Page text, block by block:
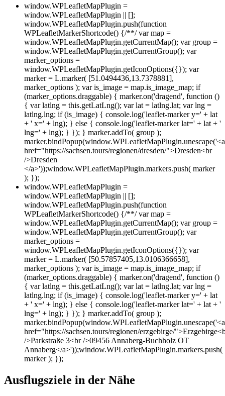
window.WPLeafletMapPlugin =
window.WPLeafletMapPlugin || [];
window.WPLeafletMapPlugin.push(function
WPLeafletMarkerShortcode() {/**/ var map =
window.WPLeafletMapPlugin.getCurrentMap(); var group =
window.WPLeafletMapPlugin.getCurrentGroup(); var
marker_options =
window.WPLeafletMapPlugin.getIconOptions({}); var
marker = L.marker( [51.0494436,13.7378881],
marker_options ); var is_image = map.is_image_map; if
(marker_options.draggable) { marker.on('dragend', function ()
{ var latlng = this.getLatLng(); var lat = latlng.lat; var lng =
latlng.lng; if (is_image) { console.log('leaflet-marker y=' + lat
+ ' x=' + lng); } else { console.log('leaflet-marker lat=' + lat + '
lng=' + lng); } }); } marker.addTo( group );
marker.bindPopup(window.WPLeafletMapPlugin.unescape('<a
href="https://sachsen.tours/regionen/dresden/">Dresden<br
/>Dresden
</a>'));window.WPLeafletMapPlugin.markers.push( marker
); });
window.WPLeafletMapPlugin =
window.WPLeafletMapPlugin || [];
window.WPLeafletMapPlugin.push(function
WPLeafletMarkerShortcode() {/**/ var map =
window.WPLeafletMapPlugin.getCurrentMap(); var group =
window.WPLeafletMapPlugin.getCurrentGroup(); var
marker_options =
window.WPLeafletMapPlugin.getIconOptions({}); var
marker = L.marker( [50.57857405,13.0106366658],
marker_options ); var is_image = map.is_image_map; if
(marker_options.draggable) { marker.on('dragend', function ()
{ var latlng = this.getLatLng(); var lat = latlng.lat; var lng =
latlng.lng; if (is_image) { console.log('leaflet-marker y=' + lat
+ ' x=' + lng); } else { console.log('leaflet-marker lat=' + lat + '
lng=' + lng); } }); } marker.addTo( group );
marker.bindPopup(window.WPLeafletMapPlugin.unescape('<a
href="https://sachsen.tours/regionen/erzgebirge/
/>Parkstraße 3<br />09456 Annaberg-Buchholz OT
Annaberg</a>'));window.WPLeafletMapPlugin.markers.push(
marker ); });
Ausflugsziele in der Nähe